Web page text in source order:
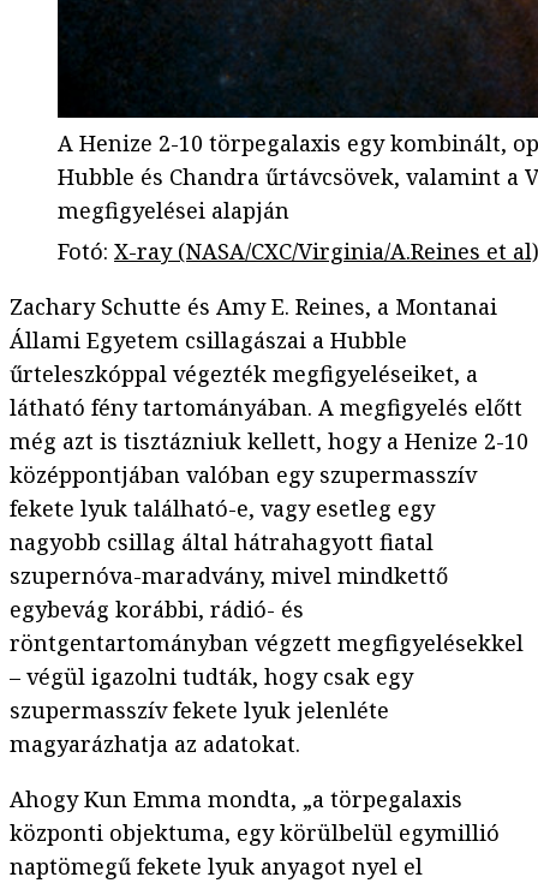
A Henize 2-10 törpegalaxis egy kombinált,
Hubble és Chandra űrtávcsövek, valamint
megfigyelései alapján
Fotó: X-ray (NASA/CXC/Virginia/A.Reines et
Zachary Schutte és Amy E. Reines, a Montanai
Állami Egyetem csillagászai a Hubble
űrteleszkóppal végezték megfigyeléseiket, a
látható fény tartományában. A megfigyelés előtt
még azt is tisztázniuk kellett, hogy a Henize 2-10
középpontjában valóban egy szupermasszív
fekete lyuk található-e, vagy esetleg egy
nagyobb csillag által hátrahagyott fiatal
szupernóva-maradvány, mivel mindkettő
egybevág korábbi, rádió- és
röntgentartományban végzett megfigyelésekkel
– végül igazolni tudták, hogy csak egy
szupermasszív fekete lyuk jelenléte
magyarázhatja az adatokat.
Ahogy Kun Emma mondta, „a törpegalaxis
központi objektuma, egy körülbelül egymillió
naptömegű fekete lyuk anyagot nyel el